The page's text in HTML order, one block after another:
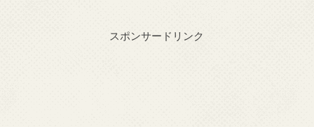
スポンサードリンク